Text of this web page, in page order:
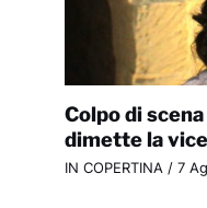
Colpo di
dimette la
IN COPERTINA/ 7